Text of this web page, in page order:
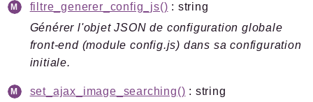
filtre_generer_config_js() : string
Générer l'objet JSON de configuration globale
front-end (module config.js) dans sa configuration
initiale.
set_ajax_image_searching() : string